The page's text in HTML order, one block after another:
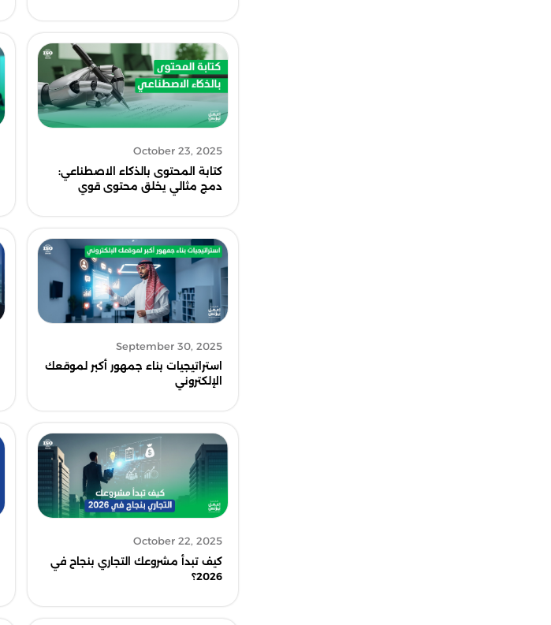
October 23, 2025
كتابة المحتوى بالذكاء الاصطناعي:
دمج مثالي يخلق محتوى قوي
September 30, 2025
استراتيجيات بناء جمهور أكبر لموقعك
الإلكتروني
October 22, 2025
كيف تبدأ مشروعك التجاري بنجاح في
2026؟